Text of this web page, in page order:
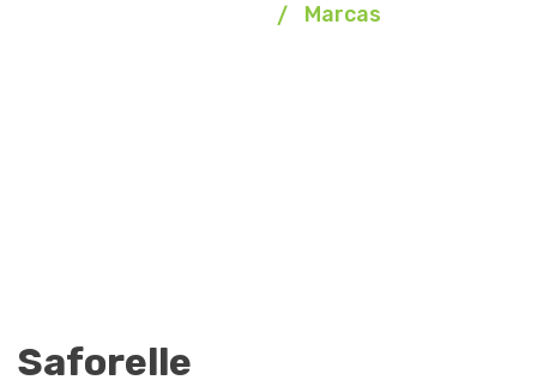
Marcas
Saforelle